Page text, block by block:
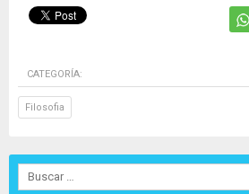
CATEGORÍA:
Filosofia